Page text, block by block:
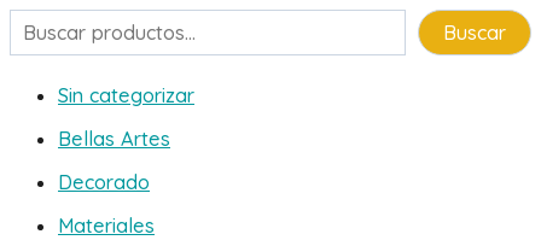
Buscar Buscar
Sin categorizar
Bellas Artes
Decorado
Materiales